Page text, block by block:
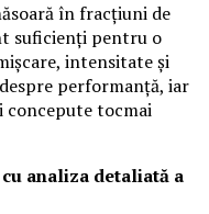
în fracțiuni de
suficienți pentru o
intensitate și
performanță, iar
concepute tocmai
analiza detaliată a